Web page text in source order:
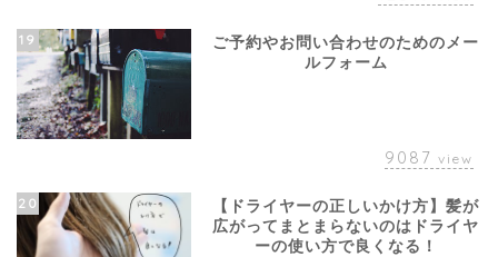
19
ご予約やお問い合わせのためのメー
ルフォーム
9087 view
20
【ドライヤーの正しいかけ方】髪が
広がってまとまらないのはドライヤ
ーの使い方で良くなる！